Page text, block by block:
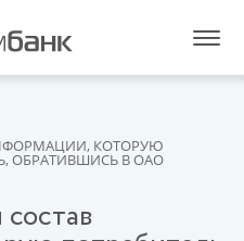
КОТОРУЮ
ОБРАТИВШИСЬ В ОАО